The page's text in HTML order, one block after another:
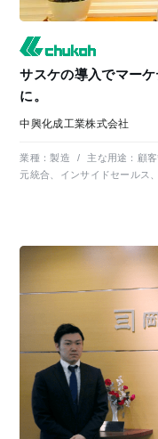
サスケの導入でマー
に。
中興化成工業株式会社
業種：製造 / 主な用途： 顧
元統合、インサイドセールス